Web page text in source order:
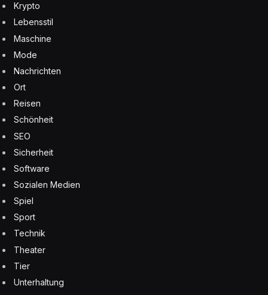
Krypto
Lebensstil
Maschine
Mode
Nachrichten
Ort
Reisen
Schönheit
SEO
Sicherheit
Software
Sozialen Medien
Spiel
Sport
Technik
Theater
Tier
Unterhaltung